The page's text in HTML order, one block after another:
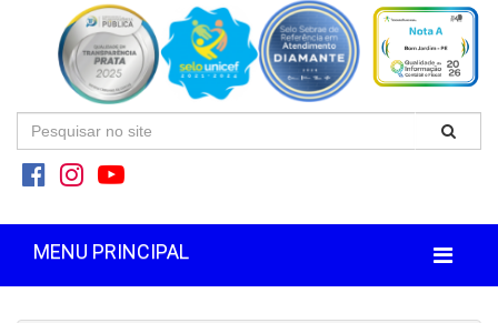
MENU PRINCIPAL